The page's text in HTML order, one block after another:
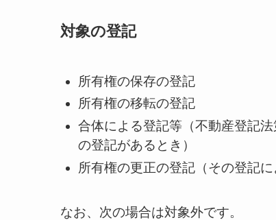
対象の登記
所有権の保存の登記
所有権の移転の登記
合体による登記等（不動産登記
の登記があるとき）
所有権の更正の登記（その登記
なお、次の場合は対象外です。